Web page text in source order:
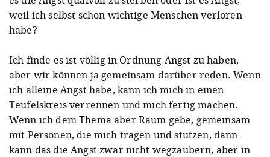
weil ich selbst schon wichtige Menschen verloren
habe?
Ich finde es ist völlig in Ordnung Angst zu haben,
aber wir können ja gemeinsam darüber reden. Wenn
ich alleine Angst habe, kann ich mich in einen
Teufelskreis verrennen und mich fertig machen.
Wenn ich dem Thema aber Raum gebe, gemeinsam
mit Personen, die mich tragen und stützen, dann
kann das die Angst zwar nicht wegzaubern, aber in